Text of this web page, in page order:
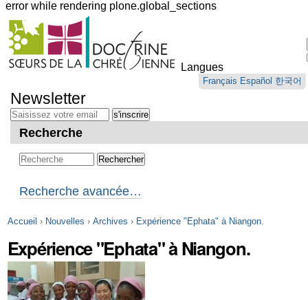
error while rendering plone.global_sections
Outils
personnels
Langues
Français Español 한국어
au
contenu.
Aller
navigation
Newsletter
Recherche
Recherche avancée…
Accueil › Nouvelles › Archives › Expérience "Ephata" à Niangon.
Expérience "Ephata" à Niangon.